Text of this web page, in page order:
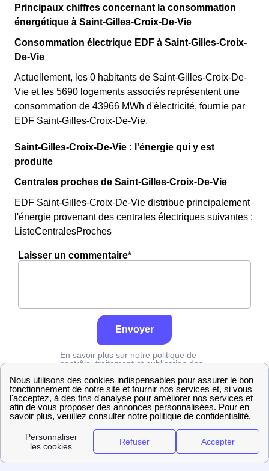
Principaux chiffres concernant la consommation
énergétique à Saint-Gilles-Croix-De-Vie
Consommation électrique EDF à Saint-Gilles-Croix-
De-Vie
Actuellement, les 0 habitants de Saint-Gilles-Croix-De-
Vie et les 5690 logements associés représentent une
consommation de 43966 MWh d'électricité, fournie par
EDF Saint-Gilles-Croix-De-Vie.
Saint-Gilles-Croix-De-Vie : l'énergie qui y est
produite
Centrales proches de Saint-Gilles-Croix-De-Vie
EDF Saint-Gilles-Croix-De-Vie distribue principalement
l'énergie provenant des centrales électriques suivantes :
ListeCentralesProches
Laisser un commentaire*
Envoyer
En savoir plus sur notre politique de
contrôle, traitement et publication des
Edf Vendée Saint-Gilles-Croix-De-Vie